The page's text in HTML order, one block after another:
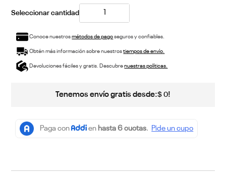
Conoce nuestrosmétodos de pagoseguros y confiables.
Obtén más información sobre nuestrostiempos de envío.
Devoluciones fáciles y gratis. Descubrenuestras políticas.
Tenemos envío gratis desde:$ 0!